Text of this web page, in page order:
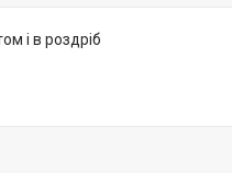
і в роздріб